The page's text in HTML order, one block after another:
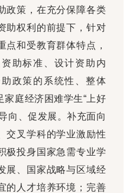
政策，在充分保障各类
助权利的前提下，针对
点和受教育群体特点，
助标准、设计资助内
政策的系统性、整体
庭经济困难学生“上好
向、促发展。补充面向
交叉学科的学业激励性
极投身国家急需专业学
展、国家战略与区域经
的人才培养环境；完善